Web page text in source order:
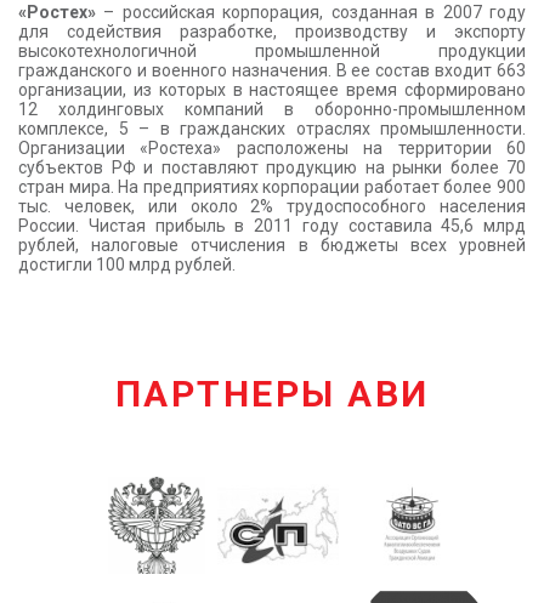
«Ростех» – российская корпорация, созданная в 2007 году
для содействия разработке, производству и экспорту
высокотехнологичной промышленной продукции
гражданского и военного назначения. В ее состав входит 663
организации, из которых в настоящее время сформировано
12 холдинговых компаний в оборонно-промышленном
комплексе, 5 – в гражданских отраслях промышленности.
Организации «Ростеха» расположены на территории 60
субъектов РФ и поставляют продукцию на рынки более 70
стран мира. На предприятиях корпорации работает более 900
тыс. человек, или около 2% трудоспособного населения
России. Чистая прибыль в 2011 году составила 45,6 млрд
рублей, налоговые отчисления в бюджеты всех уровней
достигли 100 млрд рублей.
ПАРТНЕРЫ АВИ